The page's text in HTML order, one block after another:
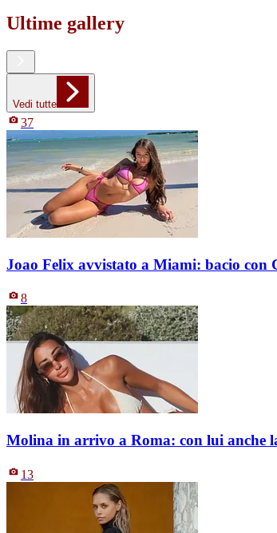
Ultime gallery
Vedi tutte
37
Joao Felix avvistato a Miami: bacio con
8
Molina in arrivo a Roma: con lui anche
13